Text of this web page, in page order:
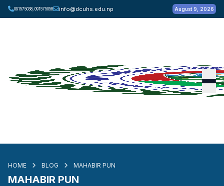
091575038, 091575058 info@dcuhs.edu.np August 9, 2026
HOME BLOG MAHABIR PUN
MAHABIR PUN